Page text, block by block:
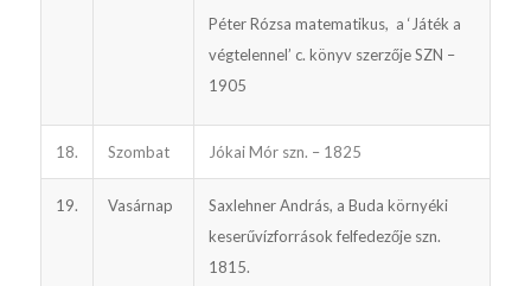
Péter Rózsa matematikus, a ‘Játék a
végtelennel’ c. könyv szerzője SZN –
1905
18. Szombat Jókai Mór szn. – 1825
19. Vasárnap
Saxlehner András, a Buda környéki
keserűvízforrások felfedezője szn.
1815.